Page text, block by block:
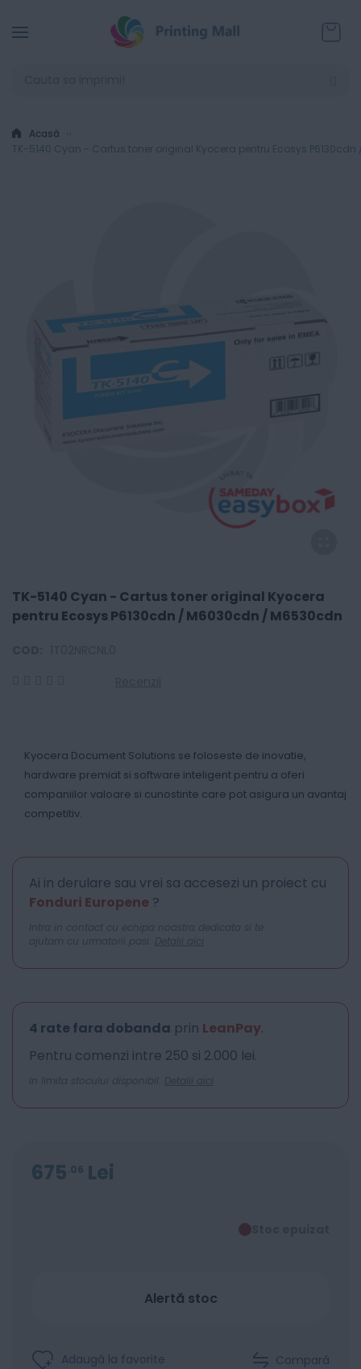
Acasă
TK-5140 Cyan - Cartus toner original Kyocera pentru Ecosys
TK-5140 Cyan - Cartus toner original Kyocera
pentru Ecosys P6130cdn / M6030cdn / M6530cdn
Kyocera Document Solutions se foloseste de inovatie,
hardware premiat si software inteligent pentru a oferi
companiilor valoare si cunostinte care pot asigura un avantaj
competitiv.
Ai in derulare sau vrei sa accesezi un proiect cu
Fonduri Europene ?
Intra in contact cu echipa noastra dedicata si te
ajutam cu urmatorii pasi. Detalii aici
4 rate fara dobanda prin LeanPay.
Pentru comenzi intre 250 si 2.000 lei.
In limita stocului disponibil. Detalii aici
675 06 Lei
Alertă stoc
Adaugă la favorite Compară